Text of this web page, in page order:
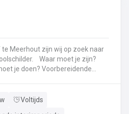
82📞 of mail
Meerhout zijn wij op zoek naar
moet je zijn?
Voltijds